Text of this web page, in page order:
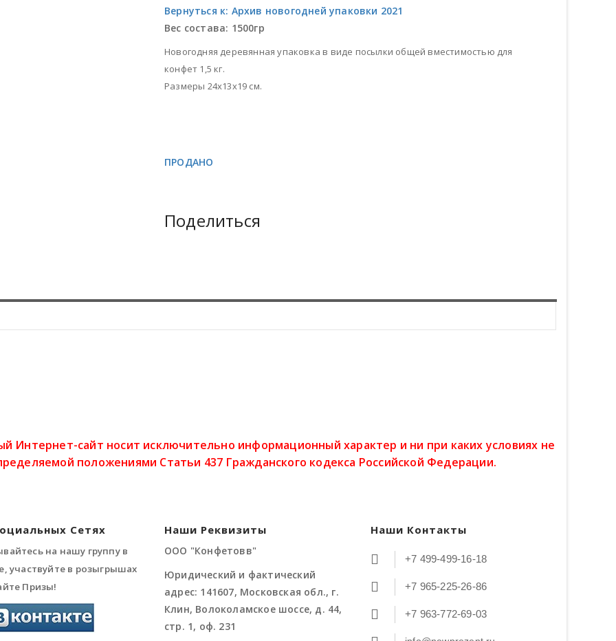
Вернуться к: Архив новогодней упаковки 2021
Вес состава: 1500гр
Новогодняя деревянная упаковка в виде посылки общей вместимостью для
конфет 1,5 кг.
Размеры 24х13х19 см.
ПРОДАНО
Поделиться
Интернет-сайт носит исключительно информационный характер и ни при каких условиях не
положениями Статьи 437 Гражданского кодекса Российской Федерации.
Сетях
на нашу группу в
участвуйте в розыгрышах
Призы!
Наши Реквизиты
ООО "Конфетовв"
Юридический и фактический
адрес: 141607, Московская обл., г.
Клин, Волоколамское шоссе, д. 44,
стр. 1, оф. 231
Наши Контакты
+7 499-499-16-18
+7 965-225-26-86
+7 963-772-69-03